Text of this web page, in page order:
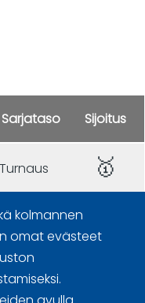
Sarjataso Sijoitus
Turnaus 🥇
kolmannen
omat evästeet